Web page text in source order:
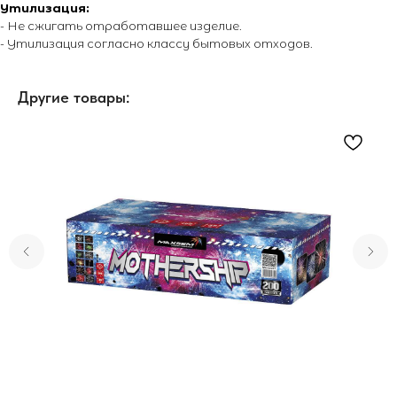
Утилизация:
- Не сжигать отработавшее изделие.
- Утилизация согласно классу бытовых отходов.
Другие товары: